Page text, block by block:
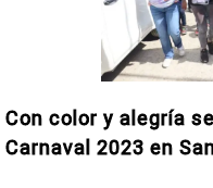
Con color y alegría
Carnaval 2023 en